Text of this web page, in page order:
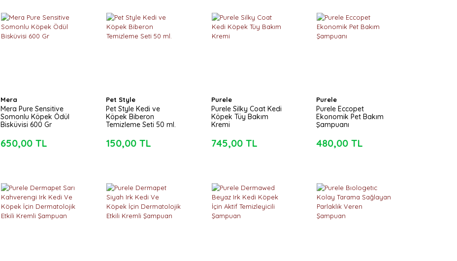
Mera
Mera Pure Sensitive
Somonlu Köpek Ödül
Bisküvisi 600 Gr
650,00 TL
Pet Style
Pet Style Kedi ve
Köpek Biberon
Temizleme Seti 50 ml.
150,00 TL
Purele
Purele Silky Coat Kedi
Köpek Tüy Bakım
Kremi
745,00 TL
Purele
Purele Eccopet
Ekonomik Pet Bakım
Şampuanı
480,00 TL